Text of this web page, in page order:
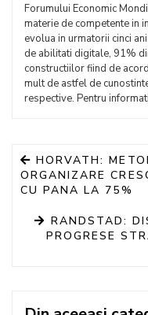
Forumului Economic
materie de competente in
evolua in urmatorii cinci
de abilitati digitale, 91%
constructiilor fiind de
mult de astfel de
respective. Pentru
HORVATH:
ORGANIZARE
CU PANA LA 75%
RANDSTAD:
PROGRESE